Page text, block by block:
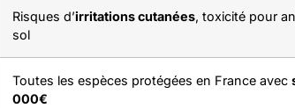
Risques d’irritations cutanées, toxicité pour
sol
Toutes les espèces protégées en France avec
000€